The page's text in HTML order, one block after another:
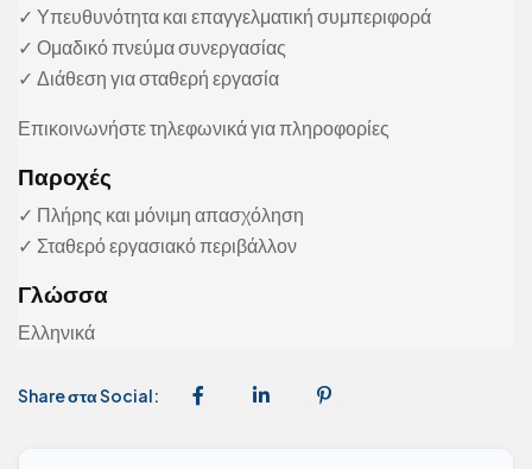
✓ Υπευθυνότητα και επαγγελματική συμπεριφορά
✓ Ομαδικό πνεύμα συνεργασίας
✓ Διάθεση για σταθερή εργασία
Επικοινωνήστε τηλεφωνικά για πληροφορίες
Παροχές
✓ Πλήρης και μόνιμη απασχόληση
✓ Σταθερό εργασιακό περιβάλλον
Γλώσσα
Ελληνικά
Share στα Social: